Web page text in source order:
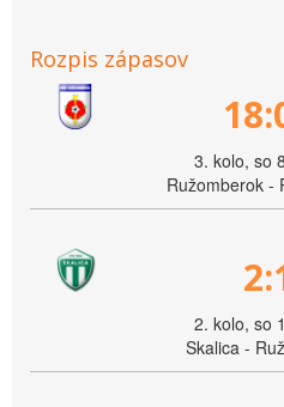
Rozpis zápasov
3. kolo, so
Ružomberok -
2. kolo, so
Skalica -